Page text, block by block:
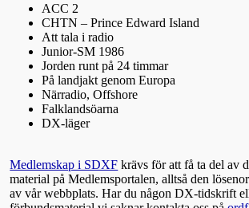
ACC 2
CHTN – Prince Edward Island
Att tala i radio
Junior-SM 1986
Jorden runt på 24 timmar
På landjakt genom Europa
Närradio, Offshore
Falklandsöarna
DX-läger
Medlemskap i SDXF krävs för att få ta del av
material på Medlemsportalen, alltså den
av vår webbplats. Har du någon DX-tidskrift